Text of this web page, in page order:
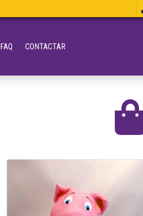
FAQ CONTACTAR